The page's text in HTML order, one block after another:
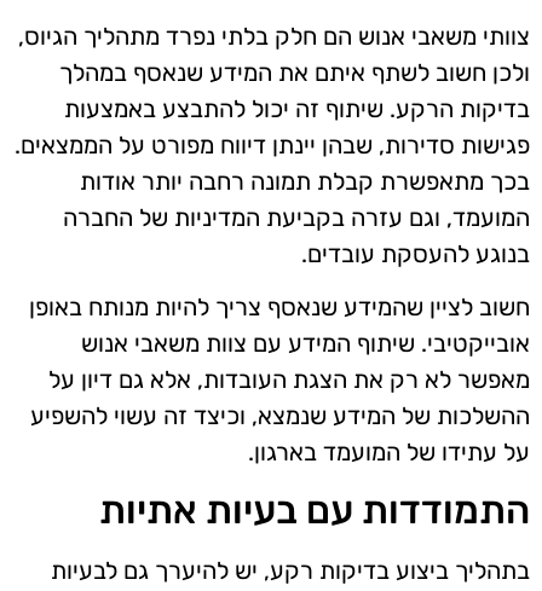
צוותי משאבי אנוש הם חלק בלתי נפרד מתהליך הגיוס,
ולכן חשוב לשתף איתם את המידע שנאסף במהלך
בדיקות הרקע. שיתוף זה יכול להתבצע באמצעות
פגישות סדירות, שבהן יינתן דיווח מפורט על הממצאים.
בכך מתאפשרת קבלת תמונה רחבה יותר אודות
המועמד, וגם עזרה בקביעת המדיניות של החברה
בנוגע להעסקת עובדים.
חשוב לציין שהמידע שנאסף צריך להיות מנותח באופן
אובייקטיבי. שיתוף המידע עם צוות משאבי אנוש
מאפשר לא רק את הצגת העובדות, אלא גם דיון על
ההשלכות של המידע שנמצא, וכיצד זה עשוי להשפיע
על עתידו של המועמד בארגון.
התמודדות עם בעיות אתיות
בתהליך ביצוע בדיקות רקע, יש להיערך גם לבעיות